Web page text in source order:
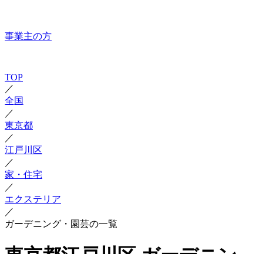
事業主の方
TOP
／
全国
／
東京都
／
江戸川区
／
家・住宅
／
エクステリア
／
ガーデニング・園芸の一覧